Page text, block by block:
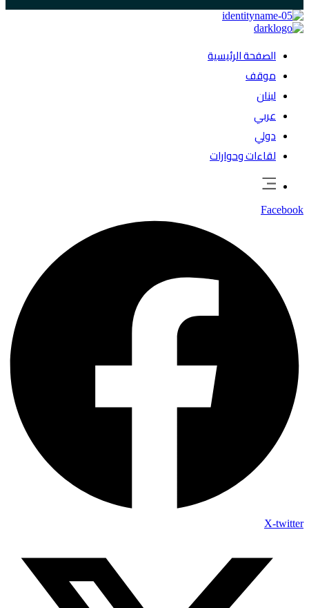
الصفحة الرئيسية
موقف
لبنان
عربي
دولي
لقاءات وحوارات
Facebook
X-twitter